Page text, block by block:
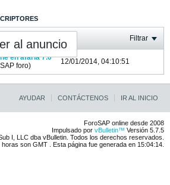
al anuncio Filtrar
en afaria 7.0
foro) 12/01/2014, 04:10:51
AYUDAR CONTÁCTENOS IR AL INICIO
ForoSAP online desde 2008
Impulsado por vBulletin™ Versión 5.7.5
I, LLC dba vBulletin. Todos los derechos reservados.
horas son GMT . Esta página fue generada en 15:04:14.